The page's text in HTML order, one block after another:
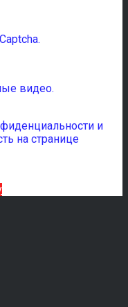
видео.
и
на странице